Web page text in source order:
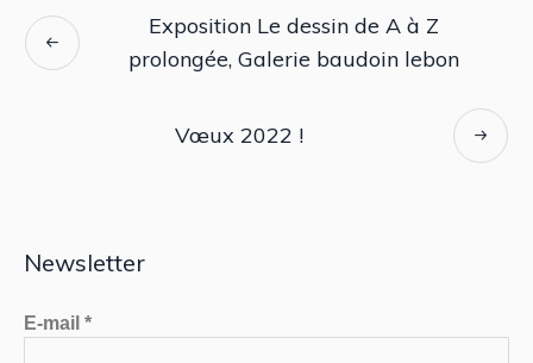
Exposition Le dessin de A à Z
prolongée, Galerie baudoin lebon
Vœux 2022 !
Newsletter
E-mail *